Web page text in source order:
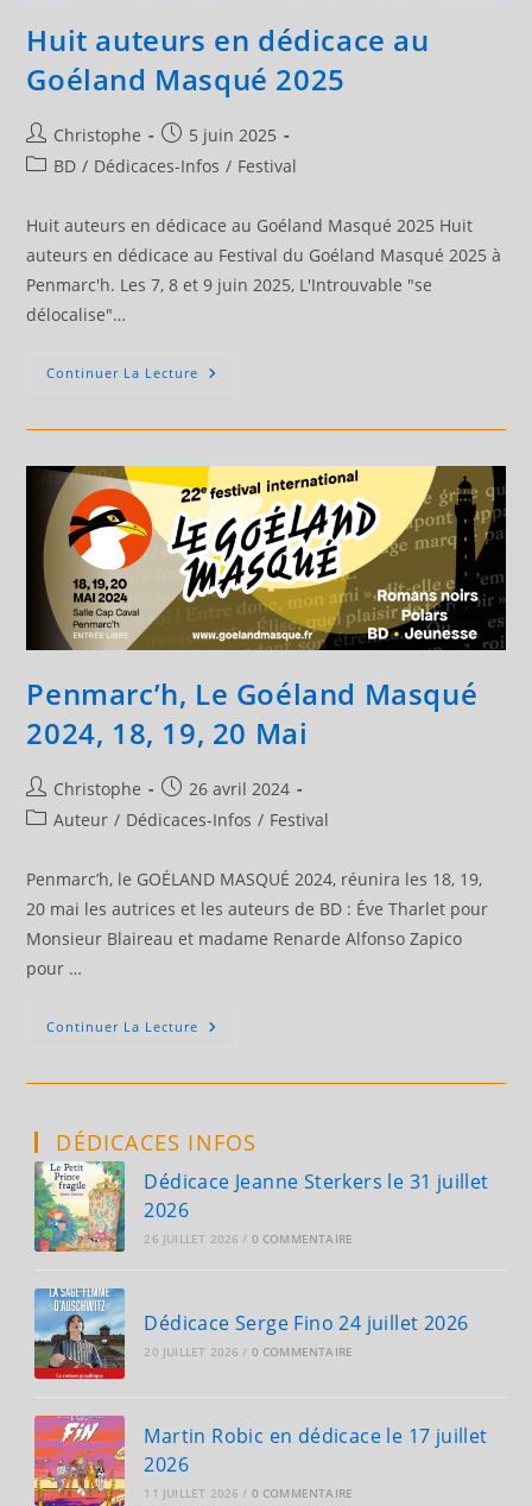
Huit auteurs en dédicace au
Goéland Masqué 2025
Auteur/autrice
de
Christophe
Publication
publiée :
5 juin 2025
PostBD / Dédicaces-Infos / Festival
Huit auteurs en dédicace au Goéland Masqué 2025 Huit
auteurs en dédicace au Festival du Goéland Masqué 2025 à
Penmarc'h. Les 7, 8 et 9 juin 2025, L'Introuvable "se
délocalise"…
Continuer La Lecture Huit
Masqué
2025
Penmarc’h, Le Goéland Masqué
2024, 18, 19, 20 Mai
Auteur/autrice
de
Christophe
Publication
publiée :
26 avril 2024
PostAuteur / Dédicaces-Infos / Festival
Penmarc’h, le GOÉLAND MASQUÉ 2024, réunira les 18, 19,
20 mai les autrices et les auteurs de BD : Éve Tharlet pour
Monsieur Blaireau et madame Renarde Alfonso Zapico
pour …
Continuer La Lecture Penmarc’h,
20
DÉDICACES INFOS
Dédicace Jeanne Sterkers le 31 juillet
2026
26 JUILLET 2026 / 0 COMMENTAIRE
Dédicace Serge Fino 24 juillet 2026
20 JUILLET 2026 / 0 COMMENTAIRE
Martin Robic en dédicace le 17 juillet
2026
11 JUILLET 2026 / 0 COMMENTAIRE